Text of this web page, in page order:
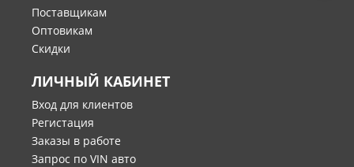
Поставщикам
Оптовикам
Скидки
ЛИЧНЫЙ КАБИНЕТ
Вход для клиентов
Регистация
Заказы в работе
Запрос по VIN авто